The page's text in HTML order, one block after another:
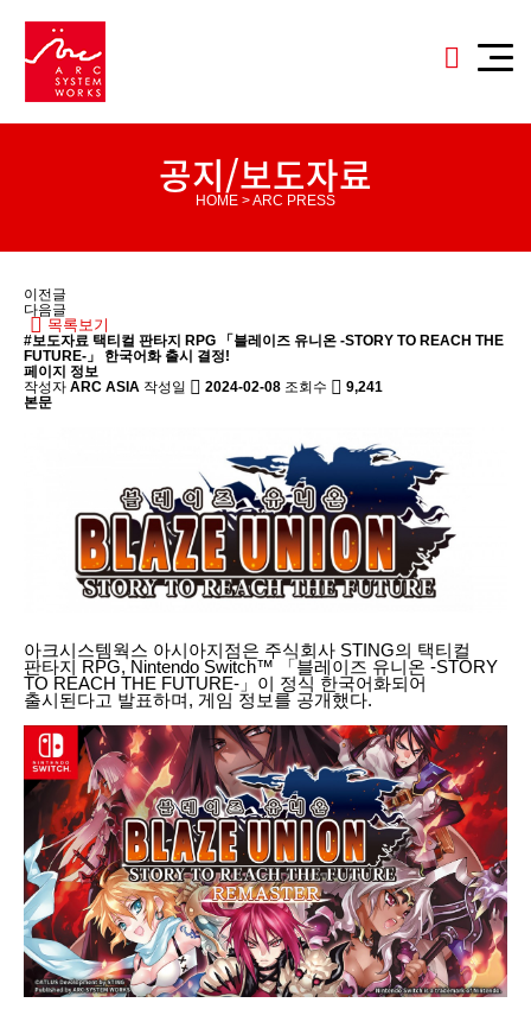
공지/보도자료
HOME > ARC PRESS
이전글
다음글
목록보기
#보도자료 택티컬 판타지 RPG 「블레이즈 유니온 -STORY TO REACH THE
FUTURE-」 한국어화 출시 결정!
페이지 정보
작성자 ARC ASIA 작성일 2024-02-08 조회수
9,241
본문
아크시스템웍스 아시아지점은 주식회사 STING의 택티컬
판타지 RPG, Nintendo Switch™ 「블레이즈 유니온 -STORY
TO REACH THE FUTURE-」이 정식 한국어화되어
출시된다고 발표하며, 게임 정보를 공개했다.